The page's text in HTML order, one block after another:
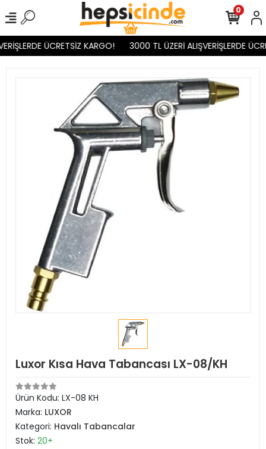
ÜCRETSİZ KARGO! 3000 TL ÜZERİ ALIŞVERİŞLERDE
0
Luxor Kısa Hava Tabancası LX-08/KH
Ürün Kodu: LX-08 KH
Marka: LUXOR
Kategori: Havalı Tabancalar
Stok: 20+